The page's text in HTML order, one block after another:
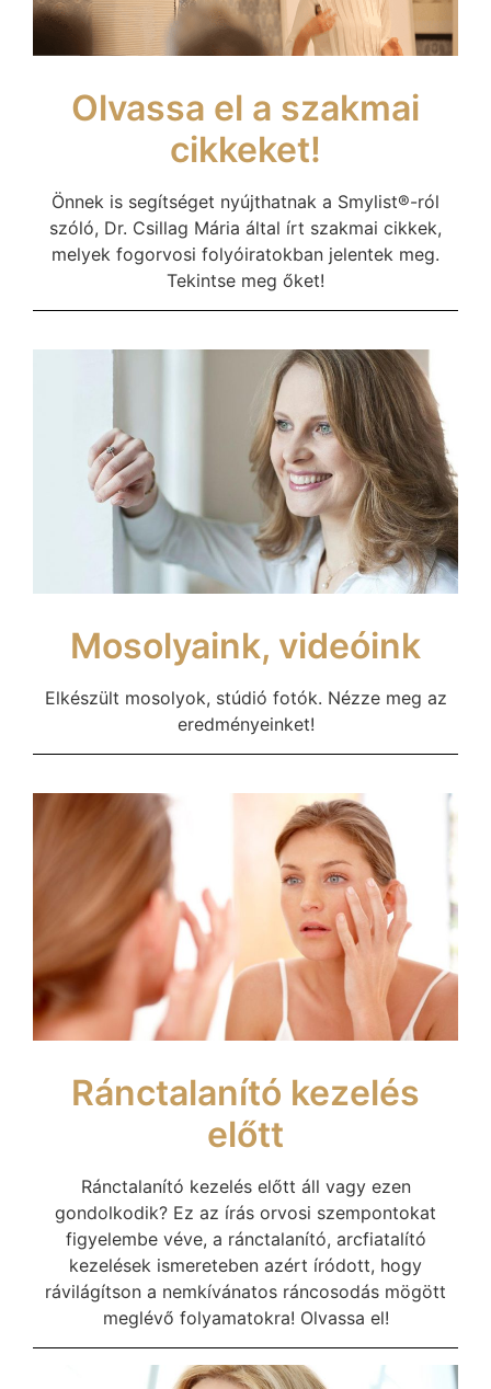
Olvassa el a szakmai
cikkeket!
Önnek is segítséget nyújthatnak a Smylist®-ról
szóló, Dr. Csillag Mária által írt szakmai cikkek,
melyek fogorvosi folyóiratokban jelentek meg.
Tekintse meg őket!
Mosolyaink, videóink
Elkészült mosolyok, stúdió fotók. Nézze meg az
eredményeinket!
Ránctalanító kezelés
előtt
Ránctalanító kezelés előtt áll vagy ezen
gondolkodik? Ez az írás orvosi szempontokat
figyelembe véve, a ránctalanító, arcfiatalító
kezelések ismereteben azért íródott, hogy
rávilágítson a nemkívánatos ráncosodás mögött
meglévő folyamatokra! Olvassa el!